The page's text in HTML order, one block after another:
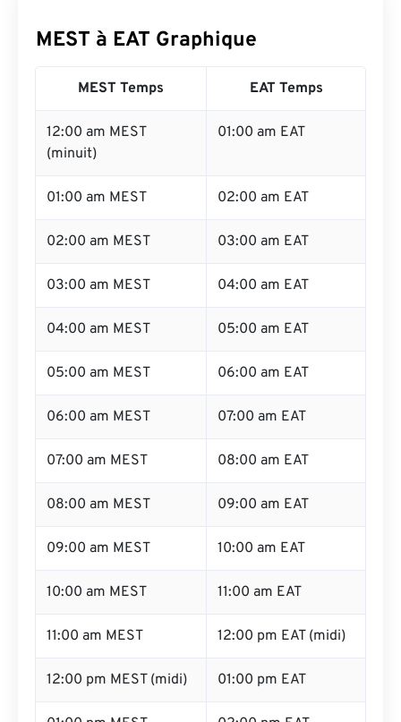
MEST à EAT Graphique
MEST Temps EAT Temps
12:00 am MEST
(minuit)
01:00 am EAT
01:00 am MEST 02:00 am EAT
02:00 am MEST 03:00 am EAT
03:00 am MEST 04:00 am EAT
04:00 am MEST 05:00 am EAT
05:00 am MEST 06:00 am EAT
06:00 am MEST 07:00 am EAT
07:00 am MEST 08:00 am EAT
08:00 am MEST 09:00 am EAT
09:00 am MEST 10:00 am EAT
10:00 am MEST 11:00 am EAT
11:00 am MEST 12:00 pm EAT (midi)
12:00 pm MEST (midi) 01:00 pm EAT